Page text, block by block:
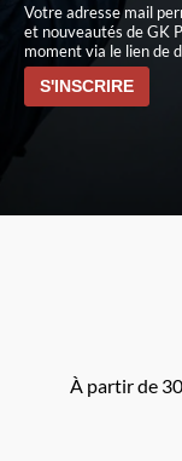
Votre adresse mail
et nouveautés de GK
moment via le lien de
À partir de